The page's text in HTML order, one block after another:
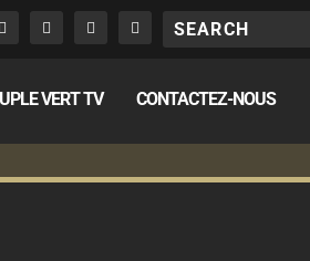
VERT TV CONTACTEZ-NOUS